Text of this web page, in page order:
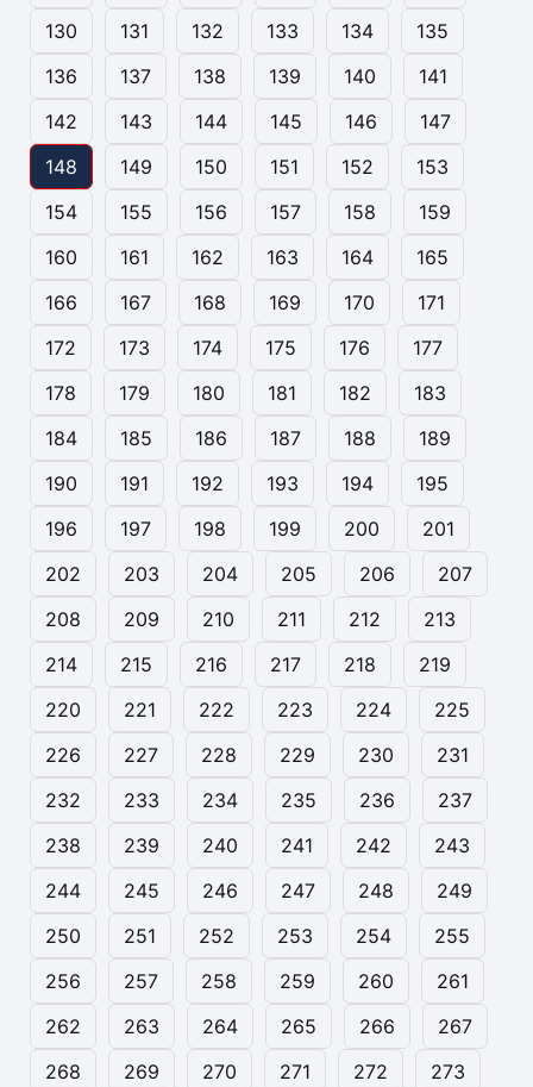
130 131 132 133 134
135
136
137 138 139 140
141
142
143 144 145 146
147
148
149 150 151 152
153
154
155 156 157 158
159
160
161 162 163 164
165
166
167 168 169 170
171
172
173 174 175 176
177
178
179 180 181 182
183
184
185 186 187 188
189
190
191 192 193 194
195
196
197 198 199 200
201
202
203 204 205 206
207
208
209 210 211 212
213
214
215 216 217 218
219
220
221 222 223 224
225
226
227 228 229 230
231
232
233 234 235 236
237
238
239 240 241 242
243
244
245 246 247 248
249
250
251 252 253 254
255
256
257 258 259 260
261
262
263 264 265 266
267
268
269 270 271 272
273